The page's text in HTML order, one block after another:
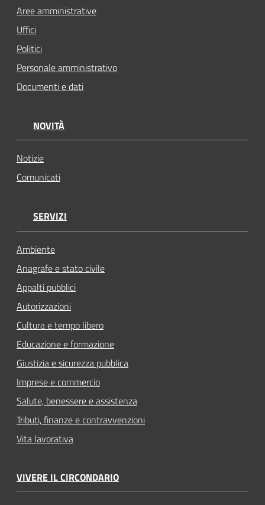
Aree amministrative
Uffici
Politici
Personale amministrativo
Documenti e dati
NOVITÀ
Notizie
Comunicati
SERVIZI
Ambiente
Anagrafe e stato civile
Appalti pubblici
Autorizzazioni
Cultura e tempo libero
Educazione e formazione
Giustizia e sicurezza pubblica
Imprese e commercio
Salute, benessere e assistenza
Tributi, finanze e contravvenzioni
Vita lavorativa
VIVERE IL CIRCONDARIO